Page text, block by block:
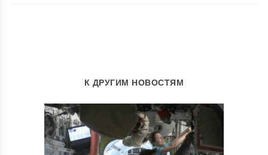
К ДРУГИМ НОВОСТЯМ